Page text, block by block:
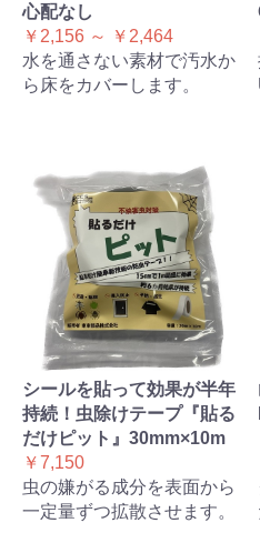
心配なし
￥2,156 ～ ￥2,464
水を通さない素材で汚水か
ら床をカバーします。
シールを貼って効果が半年
持続！虫除けテープ『貼る
だけピット』30mm×10m
￥7,150
虫の嫌がる成分を表面から
一定量ずつ拡散させます。